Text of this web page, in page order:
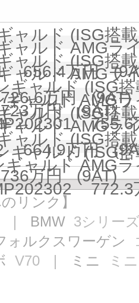
ャルド (ISG
ャルド AMGラ
656.4万円
ャルド (ISG
ャルド AMGラ
万円 (9AT)
ギャルド (ISG
万円 (9AT)
ギャルド AMG
ャルド (ISG
ャルド AMGラ
664.9万円
ャルド (ISG
ギャルド (ISG
万円 (9AT)
ャルド AMG
リンク】
｜ BMW 3シリー
ォルクスワーゲン
V70 ｜ ミニ ミニ